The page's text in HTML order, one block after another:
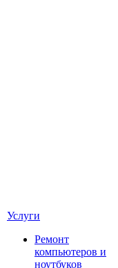
Услуги
Ремонт
компьютеров и
ноутбуков